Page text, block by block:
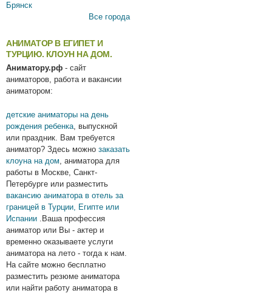
Брянск
Все города
АНИМАТОР В ЕГИПЕТ И
ТУРЦИЮ. КЛОУН НА ДОМ.
Аниматору.рф - сайт
аниматоров, работа и вакансии
аниматором:
детские аниматоры на день
рождения ребенка , выпускной
или праздник. Вам требуется
аниматор? Здесь можно заказать
клоуна на дом , аниматора для
работы в Москве, Санкт-
Петербурге или разместить
вакансию аниматора в отель за
границей в Турции, Египте или
Испании .Ваша профессия
аниматор или Вы - актер и
временно оказываете услуги
аниматора на лето - тогда к нам.
На сайте можно бесплатно
разместить резюме аниматора
или найти работу аниматора в